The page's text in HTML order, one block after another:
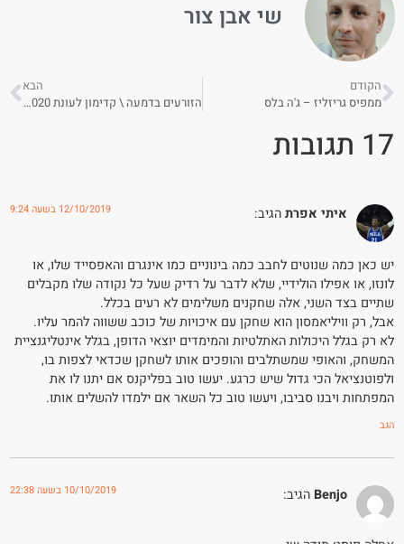
שי אבן צור
הקודם
ממפיס גריזליז – ג'ה בלס
הבא
הזורעים בדמעה \ קדימון לעונת 2019-2020 של הסן אנטוניו ספרס
17 תגובות
איתי אפרתהגיב: 12/10/2019 בשעה 9:24
יש כאן כמה שנוטים לחבב כמה בינוניים כמו אינגרם והאפסייד שלו, או
לונזו, או אפילו הולידיי, שלא לדבר על רדיק שעל כל נקודה שלו מקבלים
שתיים בצד השני, אלה שחקנים משלימים לא רעים בכלל.
אבל, רק וויליאמסון הוא שחקן עם איכויות של כוכב ששווה להמר עליו.
לא רק בגלל היכולות האתלטיות והמימדים יוצאי הדופן, בגלל אינטליגנציית
המשחק, והאופי שמשתלבים והופכים אותו לשחקן שכדאי לצפות בו,
ולפוטנציאל הכי גדול שיש כרגע. יעשו טוב בפליקנס אם יתנו לו את
המפתחות ויבנו סביבו, ויעשו טוב כל השאר אם ילמדו להשלים אותו.
הגב
Benjo הגיב: 10/10/2019 בשעה 22:38